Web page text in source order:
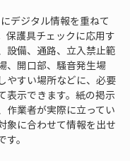
デジタル情報を重ねて
保護具チェックに応用す
設備、通路、立入禁止範
、開口部、騒音発生場
やすい場所などに、必要
表示できます。紙の掲示
作業者が実際に立ってい
象に合わせて情報を出せ
。